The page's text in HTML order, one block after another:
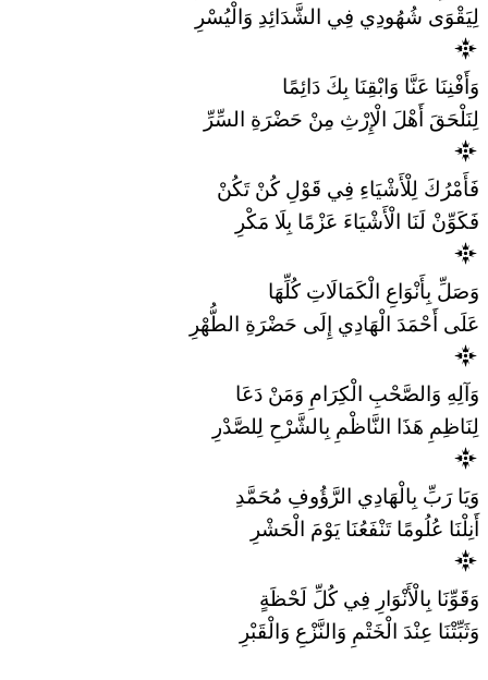
لِيَقْوَى شُهُودِي فِي الشَّدَائِدِ وَالْيُسْرِ
وَأَفْنِنَا عَنَّا وَابْقِنَا بِكَ دَائِمًا
لِنَلْحَقَ أَهْلَ الْإِرْثِ مِنْ حَضْرَةِ السِّرِّ
فَأَمْرُكَ لِلْأَشْيَاءِ فِي قَوْلِ كُنْ تَكُنْ
فَكَوِّنْ لَنَا الْأَشْيَاءَ عَزْمًا بِلَا مَكْرِ
وَصَلِّ بِأَنْوَاعِ الْكَمَالَاتِ كُلِّهَا
عَلَى أَحْمَدَ الْهَادِي إِلَى حَضْرَةِ الطُّهْرِ
وَآلِهِ وَالصَّحْبِ الْكِرَامِ وَمَنْ دَعَا
لِنَاظِمِ هَذَا النَّاظْمِ بِالشَّرْحِ لِلصَّدْرِ
وَيَا رَبِّ بِالْهَادِي الرَّؤُوفِ مُحَمَّدِ
أَنِلْنَا عُلُومًا تَنْفَعُنَا يَوْمَ الْحَشْرِ
وَقَوِّنَا بِالْأَنْوَارِ فِي كُلِّ لَحْظَةٍ
وَثَبِّتْنَا عِنْدَ الْخَتْمِ وَالنَّزْعِ وَالْقَبْرِ